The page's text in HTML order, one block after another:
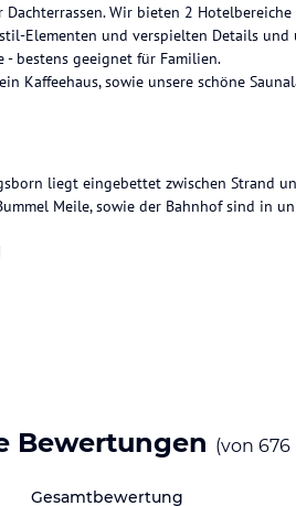
Dachterrassen. Wir bieten 2
Elementen und verspielten Details
- bestens geeignet für Familien.
Kaffeehaus, sowie unsere schöne
liegt eingebettet zwischen Strand
Meile, sowie der Bahnhof sind in
Sushi & Oysterbar " mit Jugendstil
gemütlichen Sauna Welt "Kleine
mit 2 Saunen und
und Services
Bewertungen (von 676
Gesamtbewertung